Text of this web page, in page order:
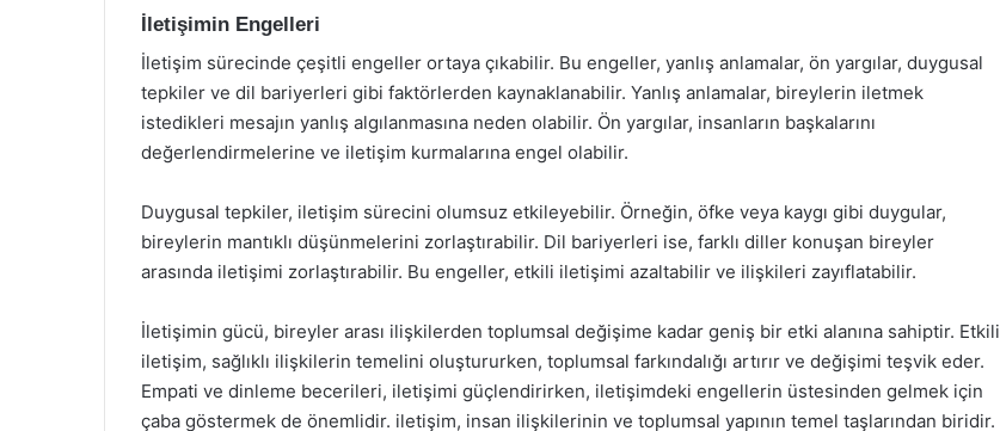
İletişimin Engelleri
İletişim sürecinde çeşitli engeller ortaya çıkabilir. Bu engeller, yanlış anlamalar, ön yargılar, duygusal
tepkiler ve dil bariyerleri gibi faktörlerden kaynaklanabilir. Yanlış anlamalar, bireylerin iletmek
istedikleri mesajın yanlış algılanmasına neden olabilir. Ön yargılar, insanların başkalarını
değerlendirmelerine ve iletişim kurmalarına engel olabilir.
Duygusal tepkiler, iletişim sürecini olumsuz etkileyebilir. Örneğin, öfke veya kaygı gibi duygular,
bireylerin mantıklı düşünmelerini zorlaştırabilir. Dil bariyerleri ise, farklı diller konuşan bireyler
arasında iletişimi zorlaştırabilir. Bu engeller, etkili iletişimi azaltabilir ve ilişkileri zayıflatabilir.
İletişimin gücü, bireyler arası ilişkilerden toplumsal değişime kadar geniş bir etki alanına sahiptir. Etkili
iletişim, sağlıklı ilişkilerin temelini oluştururken, toplumsal farkındalığı artırır ve değişimi teşvik eder.
Empati ve dinleme becerileri, iletişimi güçlendirirken, iletişimdeki engellerin üstesinden gelmek için
çaba göstermek de önemlidir. iletişim, insan ilişkilerinin ve toplumsal yapının temel taşlarından biridir.